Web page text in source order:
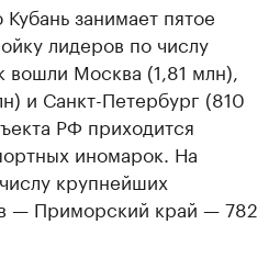
занимает пятое
лидеров по числу
Москва (1,81 млн),
и Санкт-Петербург (810
РФ приходится
иномарок. На
крупнейших
— Приморский край — 782